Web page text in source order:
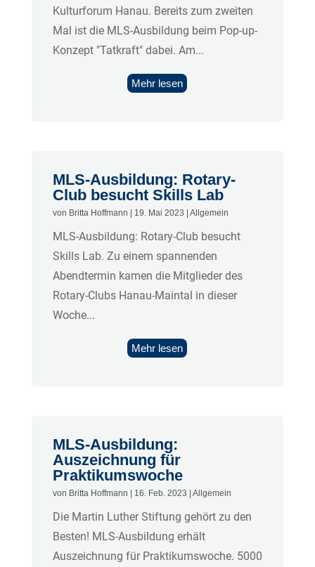
Kulturforum Hanau. Bereits zum zweiten
Mal ist die MLS-Ausbildung beim Pop-up-
Konzept "Tatkraft" dabei. Am...
Mehr lesen
MLS-Ausbildung: Rotary-
Club besucht Skills Lab
von Britta Hoffmann 19. Mai 2023 Allgemein
MLS-Ausbildung: Rotary-Club besucht
Skills Lab. Zu einem spannenden
Abendtermin kamen die Mitglieder des
Rotary-Clubs Hanau-Maintal in dieser
Woche...
Mehr lesen
MLS-Ausbildung:
Auszeichnung für
Praktikumswoche
von Britta Hoffmann 16. Feb. 2023 Allgemein
Die Martin Luther Stiftung gehört zu den
Besten! MLS-Ausbildung erhält
Auszeichnung für Praktikumswoche. 5000